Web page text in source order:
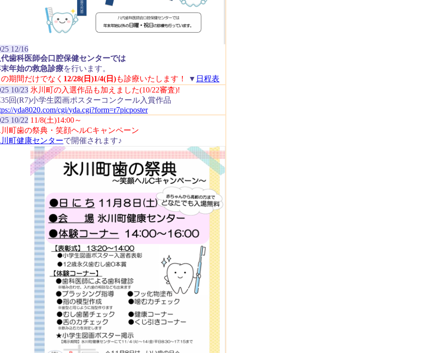
12/16
歯科医師会口腔保健センターでは
年始の救急診療を行います。
期間だけでなく 12/28(日)1/4(日)も診療いたします！ ▼ 日程表
10/23 氷川町の入選作品も加えました(10/22審査)!
回(R7)小学生図画ポスターコンクール入賞作品
yda8020.com/cgi/yda.cgi?form=r7picposter
10/22 11/8(土)14:00～
町歯の祭典・笑顔ヘルCキャンペーン
町健康センターで開催されます♪